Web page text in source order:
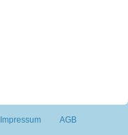
Impressum
AGB